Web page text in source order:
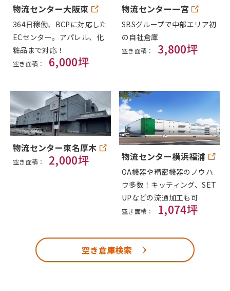
物流センター大阪東
364日稼働、BCPに対応した
ECセンター。アパレル、化
粧品まで対応！
空き面積： 6,000坪
物流センター一宮
SBSグループで中部エリア初
の自社倉庫
空き面積： 3,800坪
物流センター東名厚木
空き面積： 2,000坪 物流センター横浜福浦
OA機器や精密機器のノウハ
ウ多数！キッティング、SET
UPなどの流通加工も可
空き面積： 1,074坪
空き倉庫検索